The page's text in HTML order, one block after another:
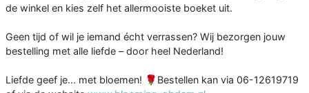
de winkel en kies zelf het allermooiste boeket uit.
Geen tijd of wil je iemand écht verrassen? Wij bezorgen jouw
bestelling met alle liefde – door heel Nederland!
Liefde geef je... met bloemen! 🌹Bestellen kan via 06-12619719